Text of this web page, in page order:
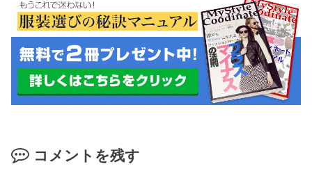
コメントを残す